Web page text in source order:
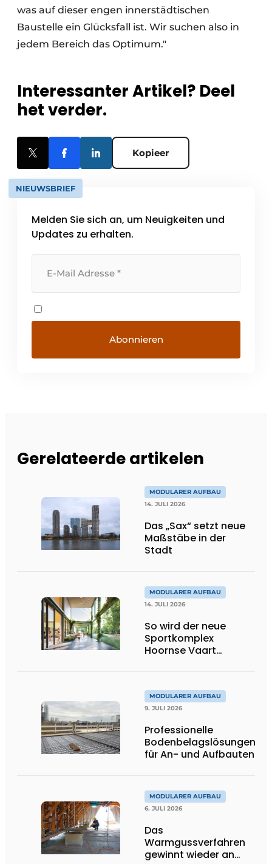
was auf dieser engen innerstädtischen
Baustelle ein Glücksfall ist. Wir suchen also in
jedem Bereich das Optimum."
Interessanter Artikel? Deel
het verder.
Kopieer
NIEUWSBRIEF
Melden Sie sich an, um Neuigkeiten und
Updates zu erhalten.
Gerelateerde artikelen
MODULARER AUFBAU
14. JULI 2026
Das „Sax“ setzt neue
Maßstäbe in der
Stadt
MODULARER AUFBAU
14. JULI 2026
So wird der neue
Sportkomplex
Hoornse Vaart
MODULARER AUFBAU
9. JULI 2026
Professionelle
Bodenbelagslösungen
für An- und Aufbauten
MODULARER AUFBAU
6. JULI 2026
Das
Warmgussverfahren
gewinnt wieder an